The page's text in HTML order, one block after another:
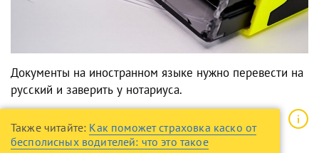
Документы на иностранном языке нужно перевести на
русский и заверить у нотариуса.
Также читайте: Как поможет страховка каско от
бесполисных водителей: что это такое